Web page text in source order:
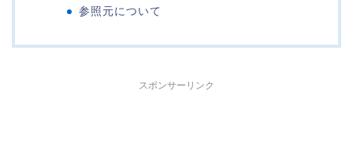
参照元について
スポンサーリンク